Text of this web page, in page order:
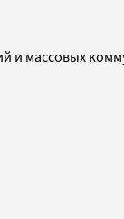
и массовых